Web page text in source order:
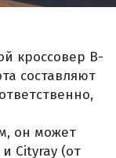
кроссовер B-
составляют
он может
Cityray (от